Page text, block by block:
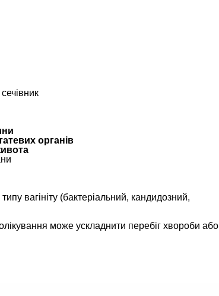
органів
вагініту (бактеріальний, кандидозний,
може ускладнити перебіг хвороби або